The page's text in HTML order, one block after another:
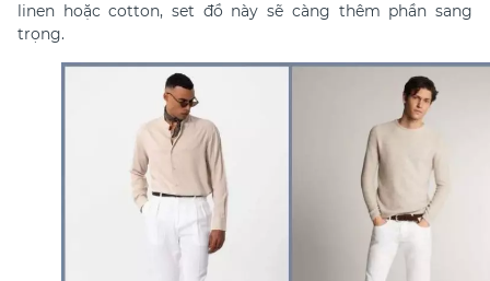
linen hoặc cotton, set đồ này sẽ càng thêm phần sang
trọng.